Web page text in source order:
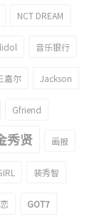
NCT DREAM
idol 音乐银行
嘉尔 Jackson
Gfriend
秀贤 画报
裴秀智
GOT7